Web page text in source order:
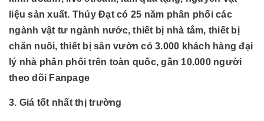
liệu sản xuất. Thúy Đạt có 25 năm phân phối các
ngành vật tư ngành nước, thiết bị nhà tắm, thiết bị
chăn nuôi, thiết bị sân vườn có 3.000 khách hàng đại
lý nhà phân phối trên toàn quốc, gần 10.000 người
theo dõi Fanpage
3. Giá tốt nhất thị trường